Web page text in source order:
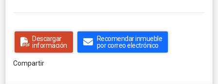
Descargar
información
Recomendar inmueble
por correo electrónico
Compartir